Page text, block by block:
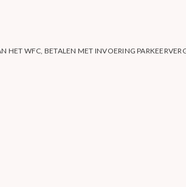
HET WFC, BETALEN MET INVOERING